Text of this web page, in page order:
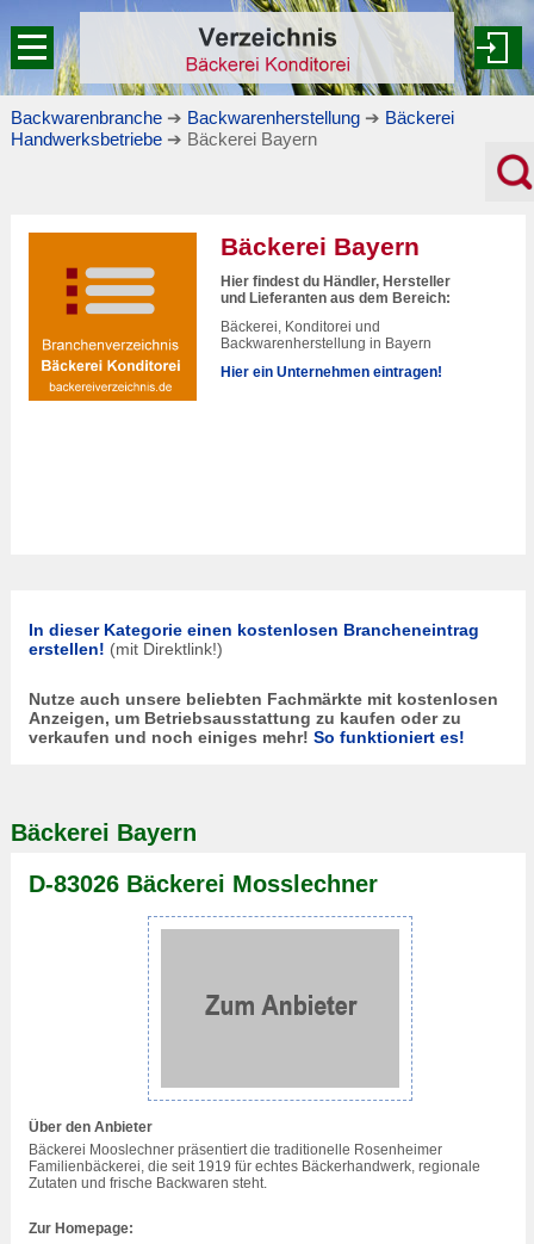
Backwarenbranche ➔ Backwarenherstellung ➔ Bäckerei
Handwerksbetriebe ➔ Bäckerei Bayern
Bäckerei Bayern
Hier findest du Händler, Hersteller
und Lieferanten aus dem Bereich:
Bäckerei, Konditorei und
Backwarenherstellung in Bayern
Hier ein Unternehmen eintragen!
In dieser Kategorie einen kostenlosen Brancheneintrag
erstellen! (mit Direktlink!)
Nutze auch unsere beliebten Fachmärkte mit kostenlosen
Anzeigen, um Betriebsausstattung zu kaufen oder zu
verkaufen und noch einiges mehr! So funktioniert es!
Bäckerei Bayern
D-83026 Bäckerei Mosslechner
Über den Anbieter
Bäckerei Mooslechner präsentiert die traditionelle Rosenheimer
Familienbäckerei, die seit 1919 für echtes Bäckerhandwerk, regionale
Zutaten und frische Backwaren steht.
Zur Homepage: